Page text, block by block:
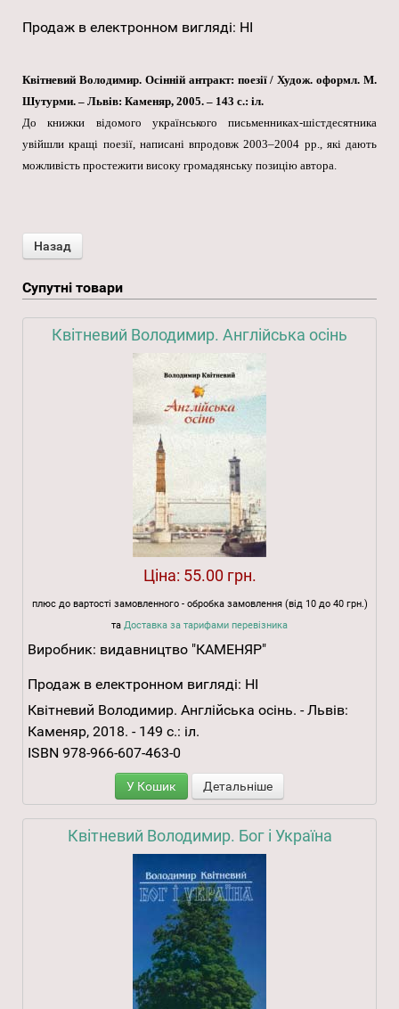
Продаж в електронном вигляді: НІ
Квітневий Володимир. Осінній антракт: поезії / Худож. оформл. М.
Шутурми. – Львів: Каменяр, 2005. – 143 с.: іл.
До книжки відомого українського письменниках-шістдесятника
увійшли кращі поезії, написані впродовж 2003–2004 рр., які дають
можливість простежити високу громадянську позицію автора.
Супутні товари
Квітневий Володимир. Англійська осінь
Ціна: 55.00 грн.
плюс до вартості замовленного - обробка замовлення (від 10 до 40 грн.)
та Доставка за тарифами перевізника
Виробник: видавництво "КАМЕНЯР"
Продаж в електронном вигляді: НІ
Квітневий Володимир. Англійська осінь. - Львів:
Каменяр, 2018. - 149 с.: іл.
ISBN 978-966-607-463-0
У Кошик Детальніше
Квітневий Володимир. Бог і Україна